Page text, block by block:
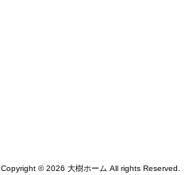
Copyright © 2026 大樹ホーム All rights Reserved.